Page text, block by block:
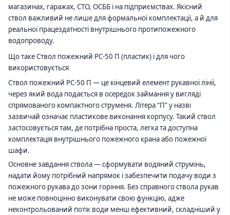
магазинах, гаражах, СТО, ОСББ і на підприємствах. Якісний
ствол важливий не лише для формальної комплектації, а й для
реальної працездатності внутрішнього протипожежного
водопроводу.
Що таке Ствол пожежний РС-50 П (пластик) і для чого
використовується
Ствол пожежний РС-50 П — це кінцевий елемент рукавної лінії,
через який вода подається в осередок займання у вигляді
спрямованого компактного струменя. Літера “П” у назві
зазвичай означає пластикове виконання корпусу. Такий ствол
застосовується там, де потрібна проста, легка та доступна
комплектація внутрішнього пожежного крана або пожежної
шафи.
Основне завдання ствола — сформувати водяний струмінь,
надати йому потрібний напрямок і забезпечити подачу води з
пожежного рукава до зони горіння. Без справного ствола рукав
не може повноцінно виконувати свою функцію, адже
неконтрольований потік води менш ефективний, складніший у